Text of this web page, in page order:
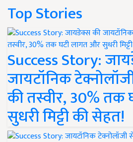
Top Stories
Success Story:
जायटॉनिक
की तस्वीर, 30%
सुधरी मिट्टी की सेहत!